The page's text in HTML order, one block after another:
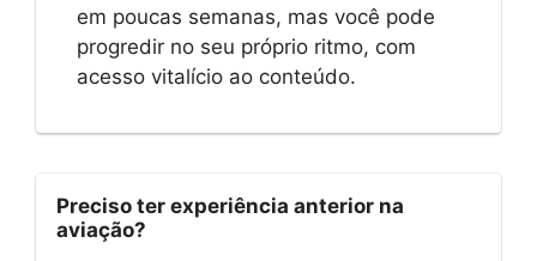
em poucas semanas, mas você pode
progredir no seu próprio ritmo, com
acesso vitalício ao conteúdo.
Preciso ter experiência anterior na
aviação?